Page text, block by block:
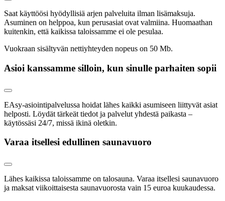
Saat käyttöösi hyödyllisiä arjen palveluita ilman lisämaksuja.
Asuminen on helppoa, kun perusasiat ovat valmiina. Huomaathan
kuitenkin, että kaikissa taloissamme ei ole pesulaa.
Vuokraan sisältyvän nettiyhteyden nopeus on 50 Mb.
Asioi kanssamme silloin, kun sinulle parhaiten sopii
EAsy-asiointipalvelussa hoidat lähes kaikki asumiseen liittyvät asiat
helposti. Löydät tärkeät tiedot ja palvelut yhdestä paikasta –
käytössäsi 24/7, missä ikinä oletkin.
Varaa itsellesi edullinen saunavuoro
Lähes kaikissa taloissamme on talosauna. Varaa itsellesi saunavuoro
ja maksat viikoittaisesta saunavuorosta vain 15 euroa kuukaudessa.